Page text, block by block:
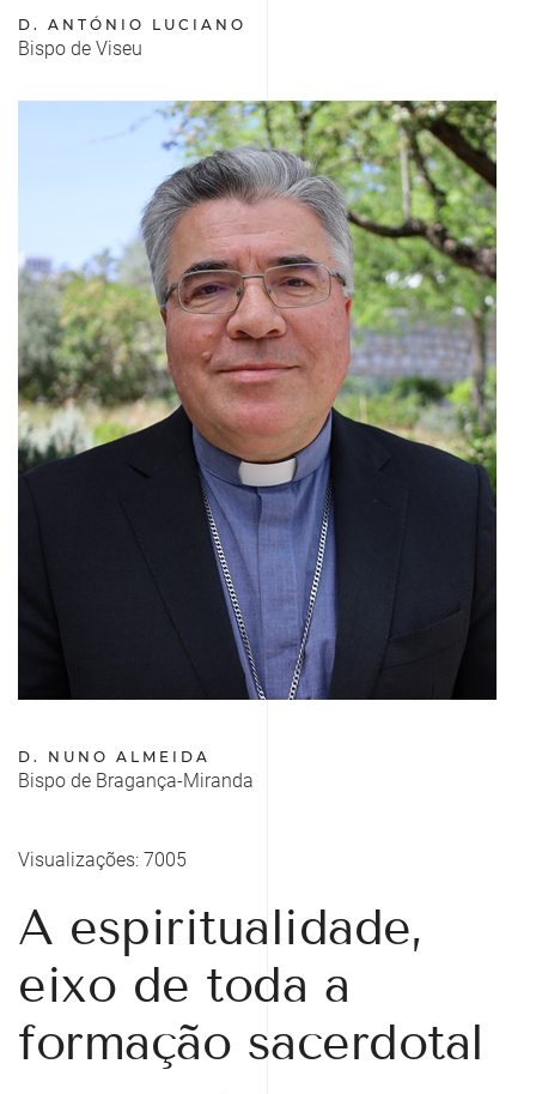
D. ANTÓNIO LUCIANO
Bispo de Viseu
D. NUNO ALMEIDA
Bispo de Bragança-Miranda
Visualizações: 7005
A espiritualidade,
eixo de toda a
formação sacerdotal